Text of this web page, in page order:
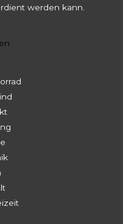
werden kann.